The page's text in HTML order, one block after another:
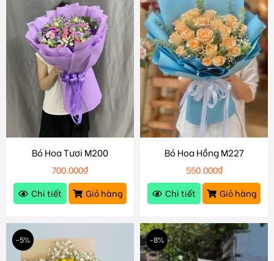
Bó Hoa Tươi M200
700.000₫
Chi tiết
Giỏ hàng
Bó Hoa Hồng M227
550.000₫
Chi tiết
Giỏ hàng
-5% -8%